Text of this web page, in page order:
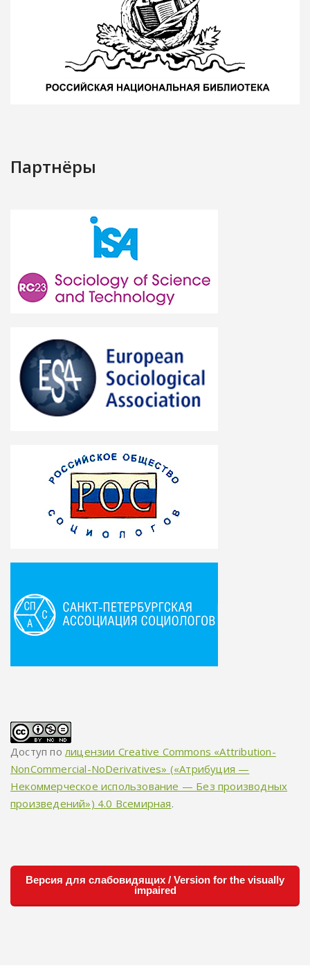
Партнёры
Доступ полицензии Creative Commons «Attribution-
NonCommercial-NoDerivatives» («Атрибуция —
Некоммерческое использование — Без производных
произведений») 4.0 Всемирная.
Версия для слабовидящих / Version for the visually
impaired